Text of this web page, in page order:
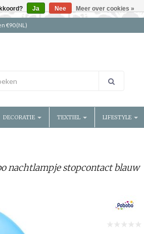
€90 (NL)
DECORATIE TEXTIEL LIFESTYLE
nachtlampje stopcontact blauw
Ja Nee Meer over cookies »